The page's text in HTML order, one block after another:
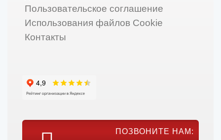
Пользовательское соглашение
Использования файлов Cookie
Контакты
ПОЗВОНИТЕ НАМ: